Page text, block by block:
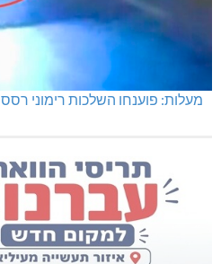
מעלות: פוענחו השלכות רימוני רסס